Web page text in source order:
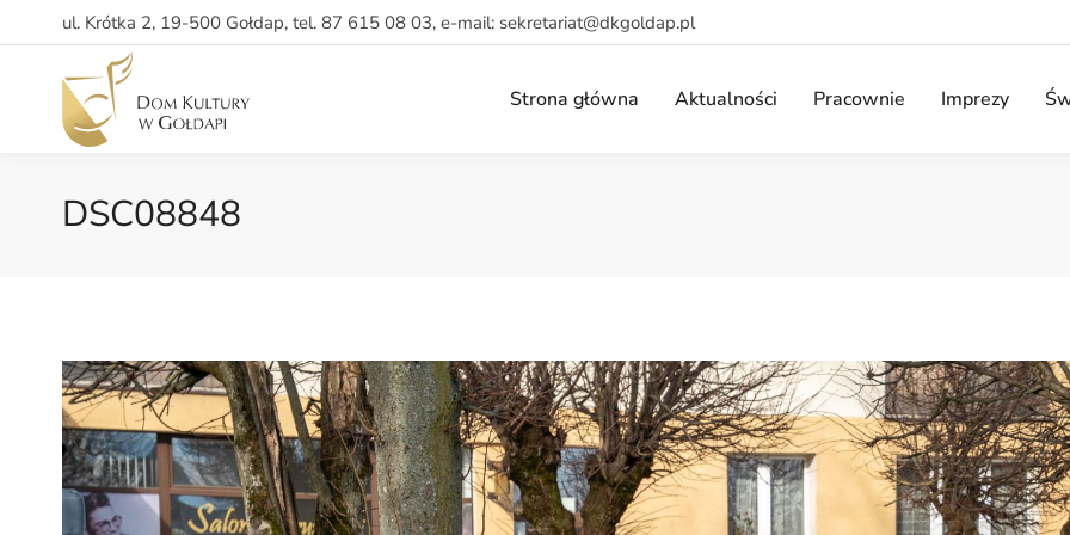
ul. Krótka 2, 19-500 Gołdap, tel. 87 615 08 03, e-mail: sekretariat@dkgoldap.pl
Strona główna Aktualności Pracownie Imprezy
DSC08848